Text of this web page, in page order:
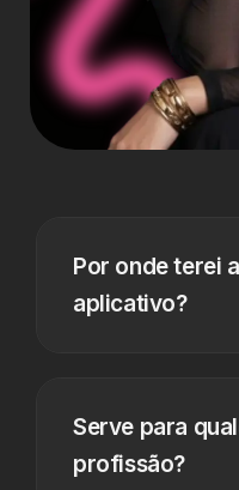
Por onde terei
aplicativo?
Serve para
profissão?